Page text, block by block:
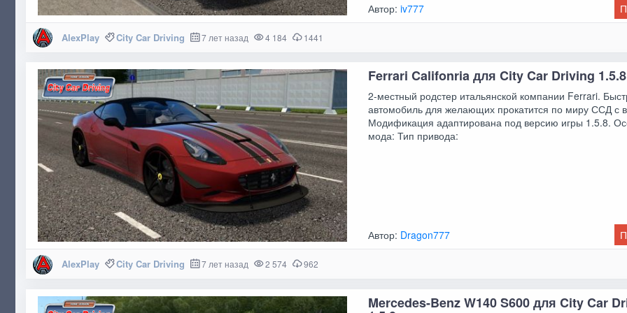
Автор:iv777
AlexPlay City Car Driving 7 лет назад 4 184 1441
Ferrari Califonria для City Car Driving 1.5.8
2-местный родстер итальянской компании Ferrari.
автомобиль для желающих прокатится по миру ССД с
Модификация адаптирована под версию игры 1.5.8.
мода: Тип привода:
Автор: Dragon777
AlexPlay City Car Driving 7 лет назад 2 574 962
Mercedes-Benz W140 S600 для City Car